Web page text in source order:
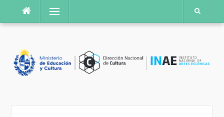
contenido
Menú